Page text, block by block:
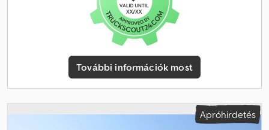
db ék · 2x7 + 1x15 pólusú elektromos csatlakozó Standard
felszereltség: · 3 tengelyes · Tárcsafékek · ABS · EBS · Emelő- és
süllyesztőszelep · erősített homlokfal · hátsó létra · tolórúd · ütköző
a hátsó részen A hirdetésben szereplő adatok tájékoztató
jellegűek, a nyomdai hibákért felelősséget nem vállalunk, a termék
előzetes értékesítése fenntartva. Az eladó fenntartja magának a
jogot, hogy az értékesítéstől elálljon. Szerzői jog: A hirdetésben
GmbH szerzői jogai alatt áll. Bármilyen felhasználás, sokszorosítás
vagy továbbadás – akár részlegesen is – kizárólag a STARENT
További információk most
Apróhirdetés